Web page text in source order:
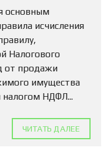
основным
исчисления
Налогового
от продажи
имущества
налогом НДФЛ...
ЧИТАТЬ ДАЛЕЕ